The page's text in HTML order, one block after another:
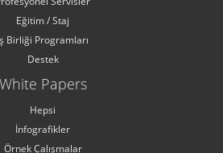
Eğitim / Staj
Birliği Programları
Destek
White Papers
Hepsi
İnfografikler
Örnek Çalışmalar